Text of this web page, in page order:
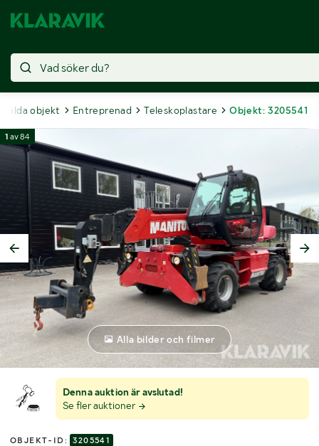
Sålda objekt Entreprenad Teleskoplastare Objekt: 3205541
Denna auktion är avslutad!
Se fler auktioner
OBJEKT-ID: 3205541
1 av84
Alla bilder och filmer